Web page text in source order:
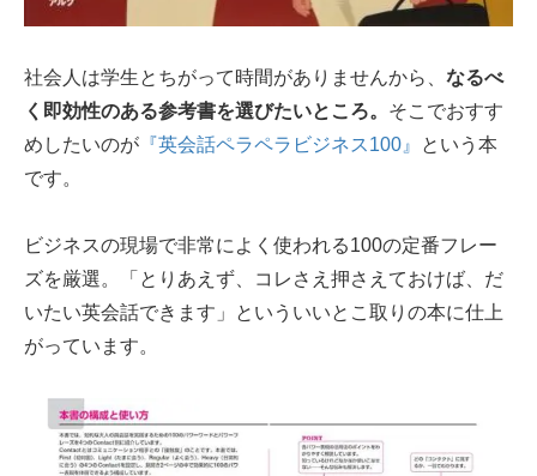
社会人は学生とちがって時間がありませんから、 なるべ
く即効性のある参考書を選びたいところ。 そこでおすす
めしたいのが 『英会話ペラペラビジネス100』
という本
です。
ビジネスの現場で非常によく使われる100の定番フレー
ズを厳選。「とりあえず、コレさえ押さえておけば、だ
いたい英会話できます」といういいとこ取りの本に仕上
がっています。